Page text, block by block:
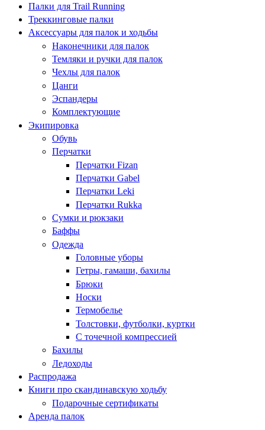
Палки для Trail Running
Треккинговые палки
Аксессуары для палок и ходьбы
Наконечники для палок
Темляки и ручки для палок
Чехлы для палок
Цанги
Эспандеры
Комплектующие
Экипировка
Обувь
Перчатки
Перчатки Fizan
Перчатки Gabel
Перчатки Leki
Перчатки Rukka
Сумки и рюкзаки
Баффы
Одежда
Головные уборы
Гетры, гамаши, бахилы
Брюки
Носки
Термобелье
Толстовки, футболки, куртки
С точечной компрессией
Бахилы
Ледоходы
Распродажа
Книги про скандинавскую ходьбу
Подарочные сертификаты
Аренда палок